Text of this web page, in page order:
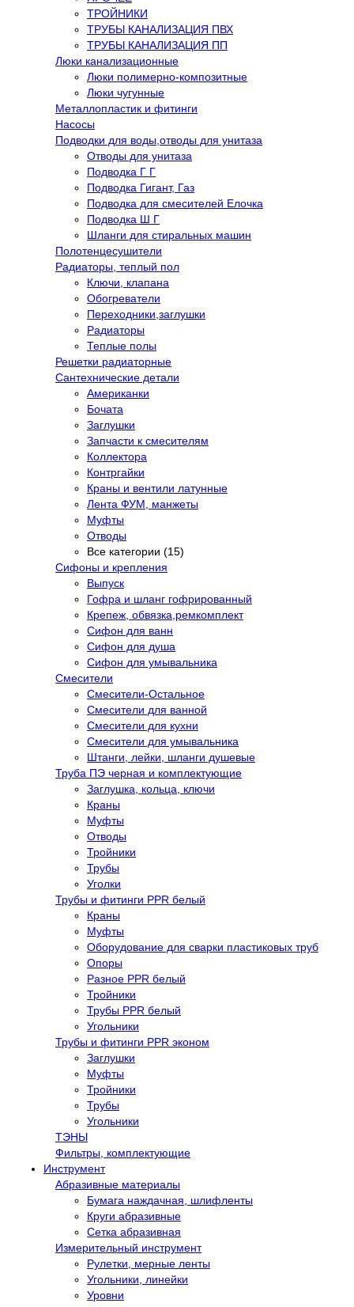
ТРОЙНИКИ
ТРУБЫ КАНАЛИЗАЦИЯ ПВХ
ТРУБЫ КАНАЛИЗАЦИЯ ПП
Люки канализационные
Люки полимерно-композитные
Люки чугунные
Металлопластик и фитинги
Насосы
Подводки для воды,отводы для унитаза
Отводы для унитаза
Подводка Г Г
Подводка Гигант, Газ
Подводка для смесителей Елочка
Подводка Ш Г
Шланги для стиральных машин
Полотенцесушители
Радиаторы, теплый пол
Ключи, клапана
Обогреватели
Переходники,заглушки
Радиаторы
Теплые полы
Решетки радиаторные
Сантехнические детали
Американки
Бочата
Заглушки
Запчасти к смесителям
Коллектора
Контргайки
Краны и вентили латунные
Лента ФУМ, манжеты
Муфты
Отводы
Все категории (15)
Сифоны и крепления
Выпуск
Гофра и шланг гофрированный
Крепеж, обвязка,ремкомплект
Сифон для ванн
Сифон для душа
Сифон для умывальника
Смесители
Cмесители-Остальное
Смесители для ванной
Смесители для кухни
Смесители для умывальника
Штанги, лейки, шланги душевые
Труба ПЭ черная и комплектующие
Заглушка, кольца, ключи
Краны
Муфты
Отводы
Тройники
Трубы
Уголки
Трубы и фитинги PPR белый
Краны
Муфты
Оборудование для сварки пластиковых труб
Опоры
Разное PPR белый
Тройники
Трубы PPR белый
Угольники
Трубы и фитинги PPR эконом
Заглушки
Муфты
Тройники
Трубы
Угольники
ТЭНЫ
Фильтры, комплектующие
Инструмент
Абразивные материалы
Бумага наждачная, шлифленты
Круги абразивные
Сетка абразивная
Измерительный инструмент
Рулетки, мерные ленты
Угольники, линейки
Уровни